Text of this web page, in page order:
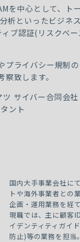
を中心として、ト
析といったビジネ
ブ認証( リスクベ
プライバシー規制
致します。
サイバー合同会社
ント
国内大手事業会社に
トや海外事業者との
企画・運用業務を経
現職では、主に顧客
イデンティティガイ
防止)等の業務を担当。